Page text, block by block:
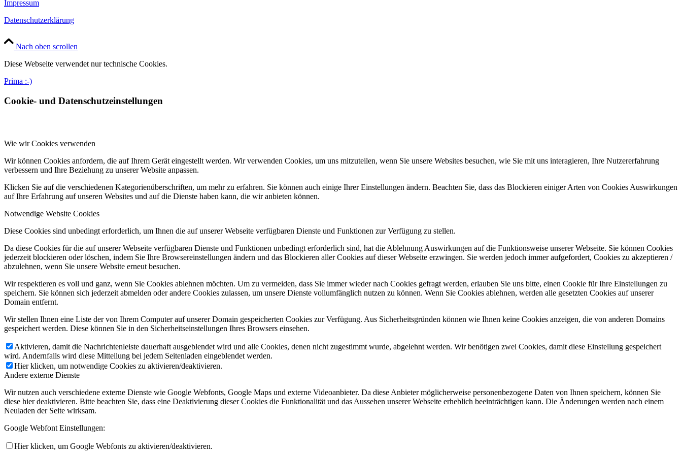
Impressum
Datenschutzerklärung
Nach oben scrollen
Diese Webseite verwendet nur technische Cookies.
Prima :-)
Cookie- und Datenschutzeinstellungen
Wie wir Cookies verwenden
Wir können Cookies anfordern, die auf Ihrem Gerät eingestellt werden. Wir verwenden Cookies, um uns mitzuteilen, wenn Sie unsere Websites besuchen, wie Sie mit uns interagieren, Ihre Nutzererfahrung
verbessern und Ihre Beziehung zu unserer Website anpassen.
Klicken Sie auf die verschiedenen Kategorienüberschriften, um mehr zu erfahren. Sie können auch einige Ihrer Einstellungen ändern. Beachten Sie, dass das Blockieren einiger Arten von Cookies Auswirkungen
auf Ihre Erfahrung auf unseren Websites und auf die Dienste haben kann, die wir anbieten können.
Notwendige Website Cookies
Diese Cookies sind unbedingt erforderlich, um Ihnen die auf unserer Webseite verfügbaren Dienste und Funktionen zur Verfügung zu stellen.
Da diese Cookies für die auf unserer Webseite verfügbaren Dienste und Funktionen unbedingt erforderlich sind, hat die Ablehnung Auswirkungen auf die Funktionsweise unserer Webseite. Sie können Cookies
jederzeit blockieren oder löschen, indem Sie Ihre Browsereinstellungen ändern und das Blockieren aller Cookies auf dieser Webseite erzwingen. Sie werden jedoch immer aufgefordert, Cookies zu akzeptieren /
abzulehnen, wenn Sie unsere Website erneut besuchen.
Wir respektieren es voll und ganz, wenn Sie Cookies ablehnen möchten. Um zu vermeiden, dass Sie immer wieder nach Cookies gefragt werden, erlauben Sie uns bitte, einen Cookie für Ihre Einstellungen zu
speichern. Sie können sich jederzeit abmelden oder andere Cookies zulassen, um unsere Dienste vollumfänglich nutzen zu können. Wenn Sie Cookies ablehnen, werden alle gesetzten Cookies auf unserer
Domain entfernt.
Wir stellen Ihnen eine Liste der von Ihrem Computer auf unserer Domain gespeicherten Cookies zur Verfügung. Aus Sicherheitsgründen können wie Ihnen keine Cookies anzeigen, die von anderen Domains
gespeichert werden. Diese können Sie in den Sicherheitseinstellungen Ihres Browsers einsehen.
Aktivieren, damit die Nachrichtenleiste dauerhaft ausgeblendet wird und alle Cookies, denen nicht zugestimmt wurde, abgelehnt werden. Wir benötigen zwei Cookies, damit diese Einstellung gespeichert
wird. Andernfalls wird diese Mitteilung bei jedem Seitenladen eingeblendet werden.
Hier klicken, um notwendige Cookies zu aktivieren/deaktivieren.
Andere externe Dienste
Wir nutzen auch verschiedene externe Dienste wie Google Webfonts, Google Maps und externe Videoanbieter. Da diese Anbieter möglicherweise personenbezogene Daten von Ihnen speichern, können Sie
diese hier deaktivieren. Bitte beachten Sie, dass eine Deaktivierung dieser Cookies die Funktionalität und das Aussehen unserer Webseite erheblich beeinträchtigen kann. Die Änderungen werden nach einem
Neuladen der Seite wirksam.
Google Webfont Einstellungen:
Hier klicken, um Google Webfonts zu aktivieren/deaktivieren.